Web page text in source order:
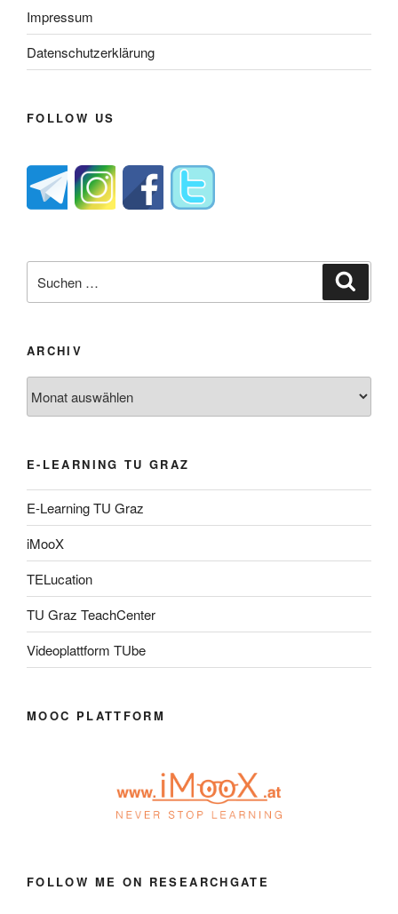
Impressum
Datenschutzerklärung
FOLLOW US
nach:
ARCHIV
E-LEARNING TU GRAZ
E-Learning TU Graz
iMooX
TELucation
TU Graz TeachCenter
Videoplattform TUbe
MOOC PLATTFORM
FOLLOW ME ON RESEARCHGATE